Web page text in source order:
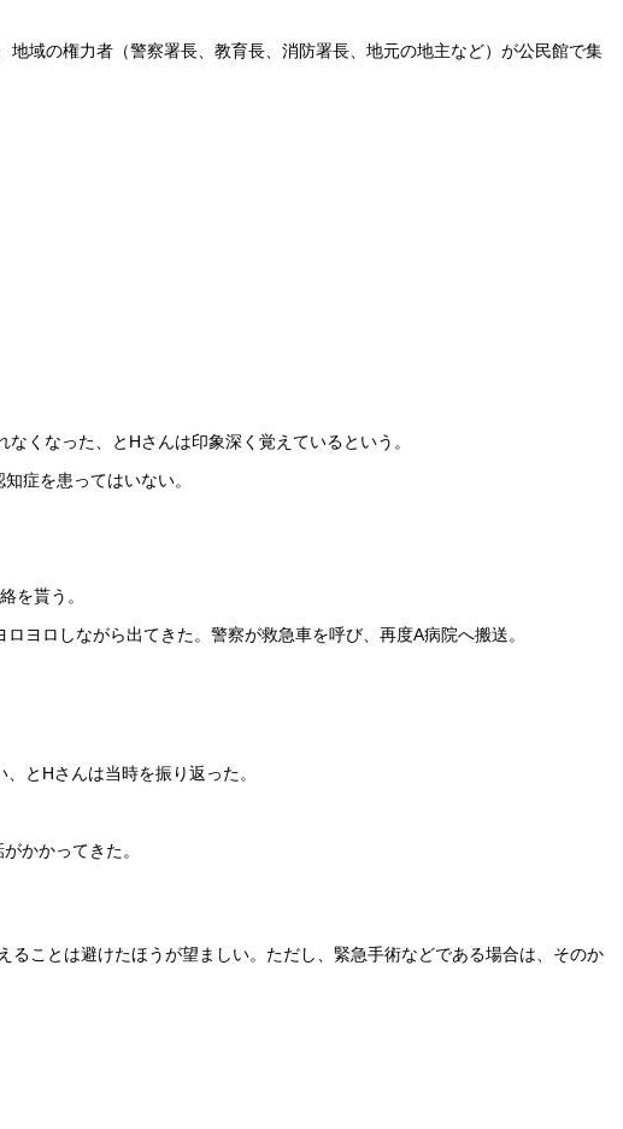
域の権力者（警察署長、教育長、消防署長、地元の地主など）が公民館で集
くなった、とHさんは印象深く覚えているという。
症を患ってはいない。
を貰う。
ヨロしながら出てきた。警察が救急車を呼び、再度A病院へ搬送。
とHさんは当時を振り返った。
かかってきた。
ことは避けたほうが望ましい。ただし、緊急手術などである場合は、そのか